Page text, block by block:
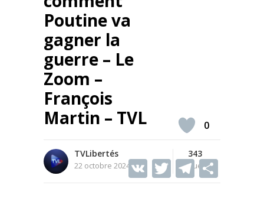
Poutine va
gagner la
guerre – Le
Zoom –
François
Martin – TVL
TVLibertés
22 octobre 2024
343
Vues
V T T
0